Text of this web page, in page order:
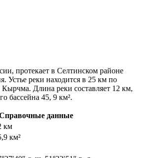
протекает в Селтинском районе
Устье реки находится в 25 км по
Кырчма. Длина реки составляет 12 км,
бассейна 45, 9 км².
данные
км
км²